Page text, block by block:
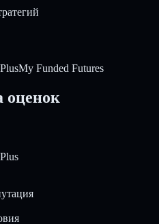
My Funded Futures
оценок